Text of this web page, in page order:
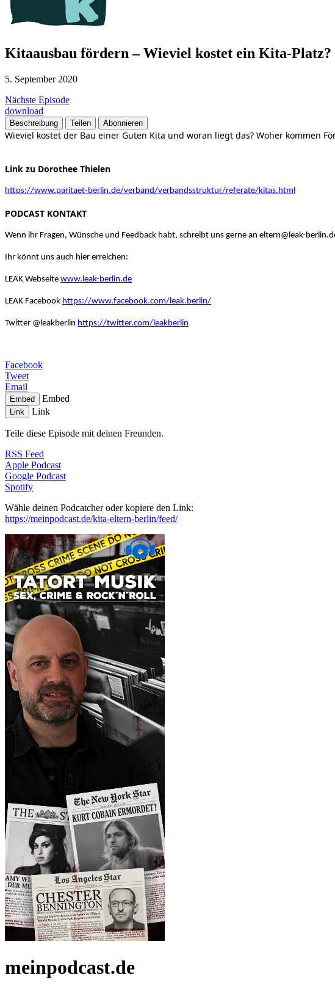
Kitaausbau fördern – Wieviel kostet ein Kita-Platz?
5. September 2020
Nächste Episode
download
Beschreibung Teilen Abonnieren
Wieviel kostet der Bau einer Guten Kita und woran liegt das? Woher kommen
Link zu Dorothee Thielen
https://www.paritaet-berlin.de/verband/verbandsstruktur/referate/kitas.html
PODCAST KONTAKT
Wenn ihr Fragen, Wünsche und Feedback habt, schreibt uns gerne an eltern@leak-
Ihr könnt uns auch hier erreichen:
LEAK Webseite www.leak-berlin.de
LEAK Facebook https://www.facebook.com/leak.berlin/
Twitter @leakberlin https://twitter.com/leakberlin
Facebook
Tweet
Email
Embed Embed
Link Link
Teile diese Episode mit deinen Freunden.
RSS Feed
Apple Podcast
Google Podcast
Spotify
Wähle deinen Podcatcher oder kopiere den Link:
https://meinpodcast.de/kita-eltern-berlin/feed/
meinpodcast.de